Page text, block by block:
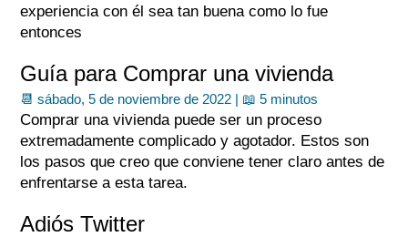
experiencia con él sea tan buena como lo fue
entonces
Guía para Comprar una vivienda
📆 sábado, 5 de noviembre de 2022 | 📖 5 minutos
Comprar una vivienda puede ser un proceso
extremadamente complicado y agotador. Estos son
los pasos que creo que conviene tener claro antes de
enfrentarse a esta tarea.
Adiós Twitter